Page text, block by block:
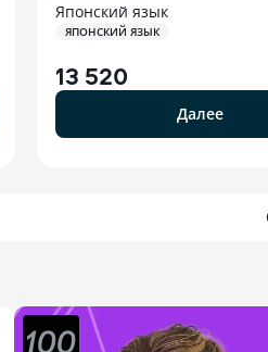
Японский язык
ЯПОНСКИЙ ЯЗЫК
13 520
Далее